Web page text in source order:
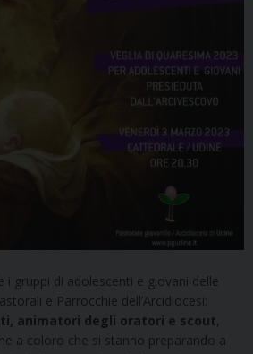
i gruppi di adolescenti e giovani delle
e Parrocchie dell’Arcidiocesi:
animatori degli oratori e scout
a coloro che si stanno preparando a